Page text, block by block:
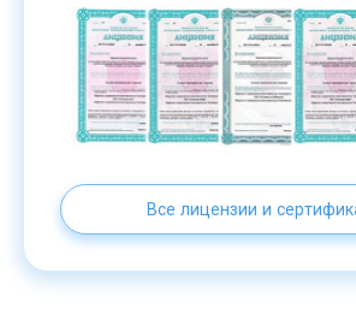
Все лицензии и